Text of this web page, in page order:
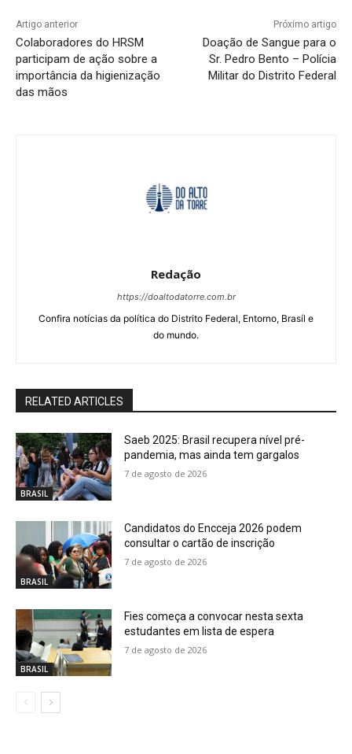
Artigo anterior
Colaboradores do HRSM
participam de ação sobre a
importância da higienização
das mãos
Próximo artigo
Doação de Sangue para o
Sr. Pedro Bento – Polícia
Militar do Distrito Federal
Redação
https://doaltodatorre.com.br
Confira notícias da política do Distrito Federal, Entorno, Brasíl e
do mundo.
RELATED ARTICLES
BRASIL
Saeb 2025: Brasil recupera nível pré-
pandemia, mas ainda tem gargalos
7 de agosto de 2026
BRASIL
Candidatos do Encceja 2026 podem
consultar o cartão de inscrição
7 de agosto de 2026
BRASIL
Fies começa a convocar nesta sexta
estudantes em lista de espera
7 de agosto de 2026